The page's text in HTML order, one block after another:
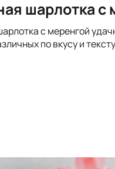
шарлотка с
с меренгой
по вкусу и